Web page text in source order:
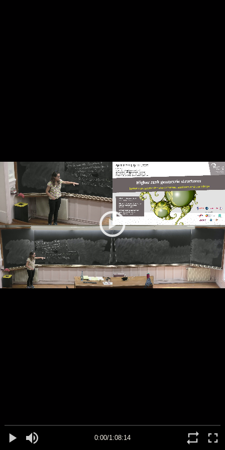
0:00/1:08:14